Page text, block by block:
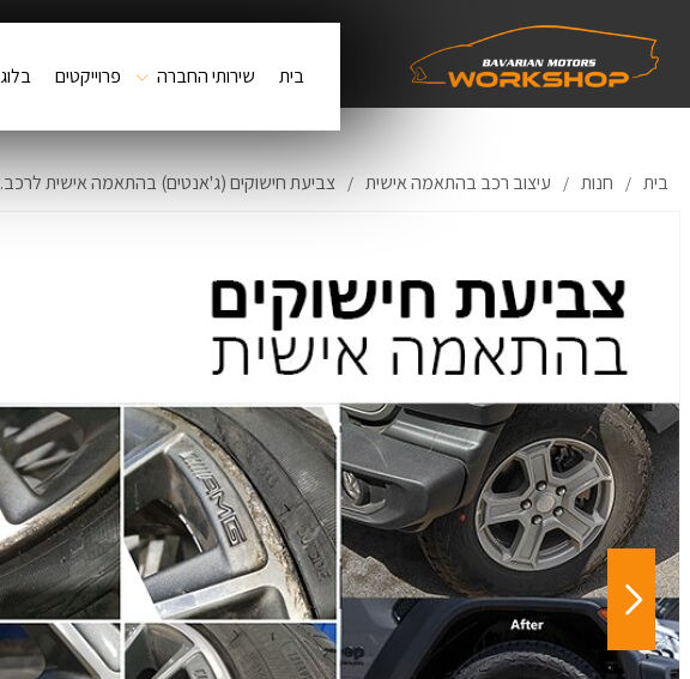
בית שירותי החברה פרוייקטים בלוג
בית / חנות / עיצוב רכב בהתאמה אישית / צביעת חישוקים (ג'אנטים) בהתאמה אישית לרכב.